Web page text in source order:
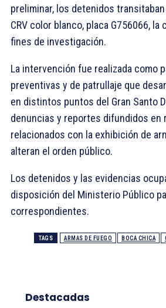
preliminar, los detenidos
CRV color blanco, placa G756066,
fines de investigación.
La intervención fue realizada como
preventivas y de patrullaje que
en distintos puntos del Gran Santo
denuncias y reportes difundidos en
relacionados con la exhibición de
alteran el orden público.
Los detenidos y las evidencias
disposición del Ministerio Público
correspondientes.
TAGS ARMAS DE FUEGO BOCA CHICA
Destacadas